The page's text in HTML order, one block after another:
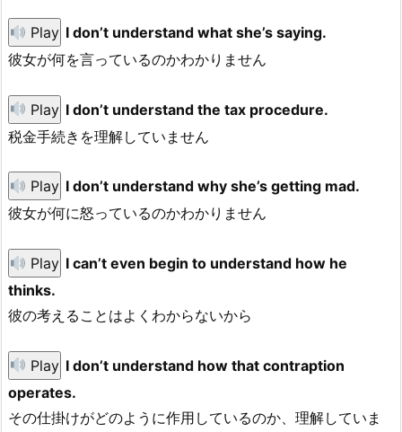
Play I don’t understand what she’s saying.
彼女が何を言っているのかわかりません
Play I don’t understand the tax procedure.
税金手続きを理解していません
Play I don’t understand why she’s getting mad.
彼女が何に怒っているのかわかりません
Play I can’t even begin to understand how he
thinks.
彼の考えることはよくわからないから
Play I don’t understand how that contraption
operates.
その仕掛けがどのように作用しているのか、理解していま